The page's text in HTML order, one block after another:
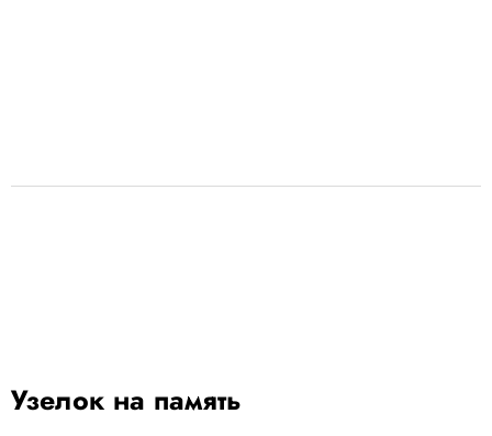
Узелок на память